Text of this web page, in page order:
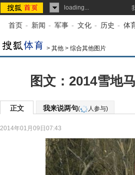
loading...
首页 - 新闻 - 军事 - 文化 - 历史 - 体
> 其他 > 综合其他图片
图文：2014雪地
正文 我来说两句( 人参与)
2014年01月09日07:43